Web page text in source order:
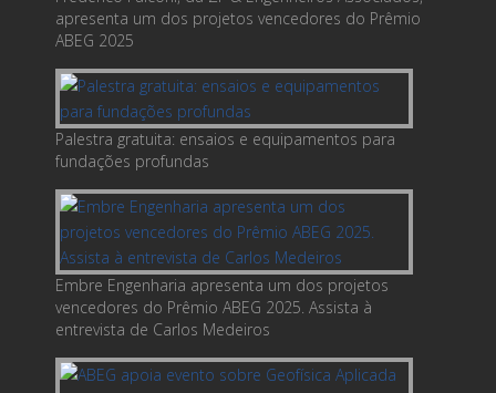
apresenta um dos projetos vencedores do Prêmio
ABEG 2025
Palestra gratuita: ensaios e equipamentos para
fundações profundas
Embre Engenharia apresenta um dos projetos
vencedores do Prêmio ABEG 2025. Assista à
entrevista de Carlos Medeiros